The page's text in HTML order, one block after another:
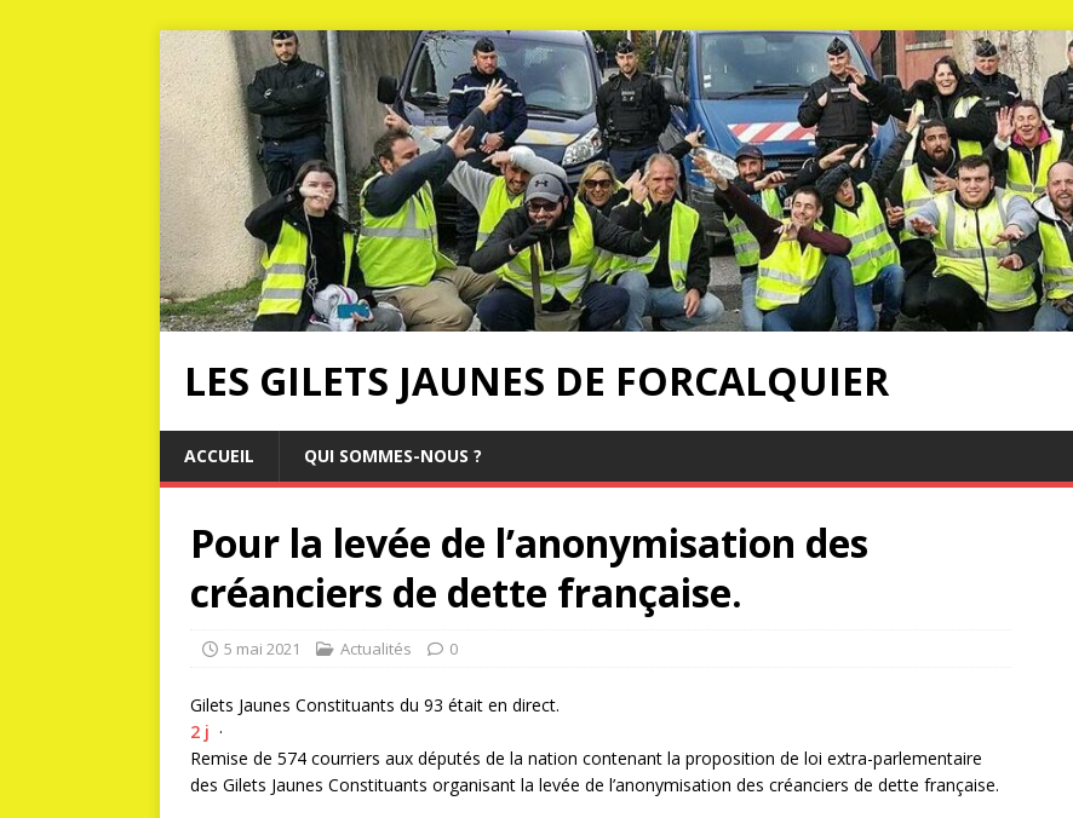
LES GILETS JAUNES DE FORCALQUIER
ACCUEIL QUI SOMMES-NOUS ?
Pour la levée de l’anonymisation des
créanciers de dette française.
5 mai 2021 Actualités 0
Gilets Jaunes Constituants du 93 était en direct.
2 j ·
Remise de 574 courriers aux députés de la nation contenant la proposition de loi extra-parlementaire
des Gilets Jaunes Constituants organisant la levée de l’anonymisation des créanciers de dette française.